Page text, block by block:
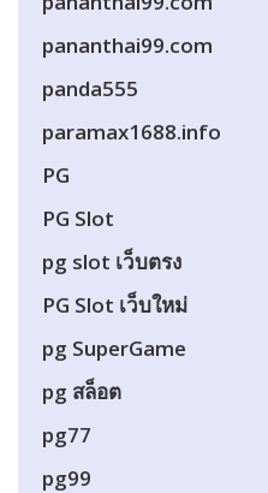
pananthai99.com
panda555
paramax1688.info
PG
PG Slot
pg slot เว็บตรง
PG Slot เว็บใหม่
pg SuperGame
pg สล็อต
pg77
pg99